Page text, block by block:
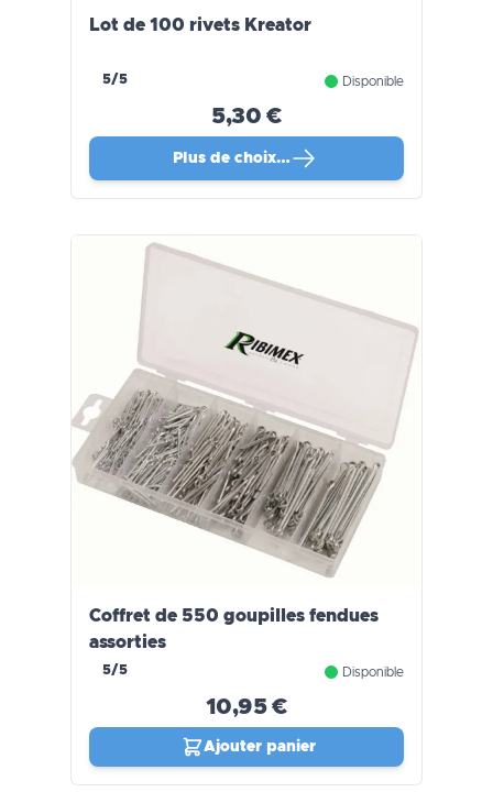
Lot de 100 rivets Kreator
5/5 Disponible
5,30 €
Plus de choix…
Coffret de 550 goupilles fendues
assorties
5/5 Disponible
10,95 €
Ajouter panier